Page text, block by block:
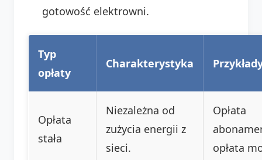
gotowość elektrowni.
Typ
opłaty
Charakterystyka
Opłata
stała
Niezależna od
zużycia energii z
sieci.
Opłata
opłata